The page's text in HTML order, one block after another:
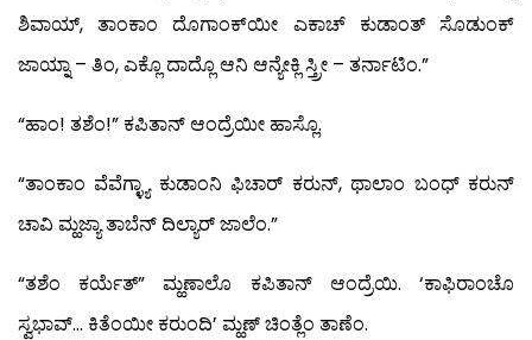
ಶಿವಾಯ್, ತಾಂಕಾಂ ದೊಗಾಂಕ್‍ಯೀ ಎಕಾಚ್ ಕುಡಾಂತ್ ಸೊಡುಂಕ್
ಜಾಯ್ನಾ – ತಿಂ, ಎಕ್ಲೊ ದಾದ್ಲೊ ಆನಿ ಆನ್ಯೇಕ್ಲಿ ಸ್ತ್ರೀ – ತರ್ನಾಟಿಂ.”
“ಹಾಂ! ತಶೆಂ!” ಕಪಿತಾನ್ ಆಂದ್ರೆಯೀ ಹಾಸ್ಲೊ.
“ತಾಂಕಾಂ ವೆವೆಗ್ಳ್ಯಾ ಕುಡಾಂನಿ ಫಿಚಾರ್ ಕರುನ್, ಥಾಲಾಂ ಬಂಧ್ ಕರುನ್
ಚಾವಿ ಮ್ಹಜ್ಯಾ ತಾಬೆನ್ ದಿಲ್ಯಾರ್ ಜಾಲೆಂ.”
“ತಶೆಂ ಕರ್ಯೆತ್” ಮ್ಹಣಾಲೊ ಕಪಿತಾನ್ ಆಂದ್ರೆಯಿ. ‘ಕಾಫಿರಾಂಚೊ
ಸ್ವಭಾವ್… ಕಿತೆಂಯೀ ಕರುಂದಿ’ ಮ್ಹಣ್ ಚಿಂತ್ಲೆಂ ತಾಣೆಂ.